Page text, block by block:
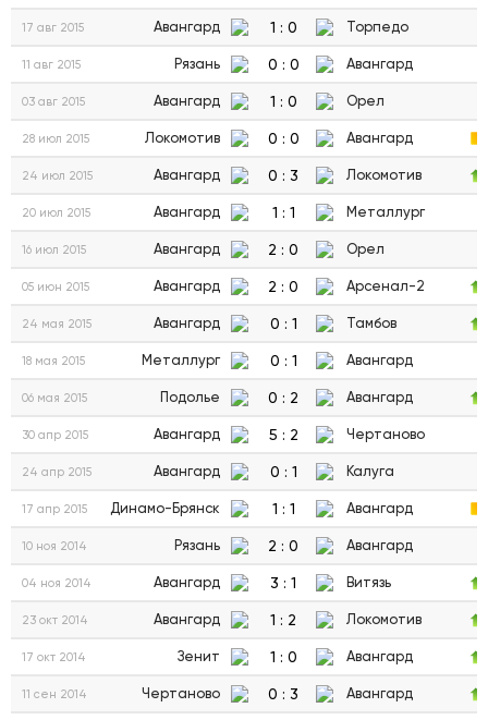
17 авг 2015 Авангард 1 : 0 Торпедо
11 авг 2015 Рязань 0 : 0 Авангард
03 авг 2015 Авангард 1 : 0 Орел
28 июл 2015 Локомотив 0 : 0 Авангард
24 июл 2015 Авангард 0 : 3 Локомотив
20 июл 2015 Авангард 1 : 1 Металлург
16 июл 2015 Авангард 2 : 0 Орел
05 июн 2015 Авангард 2 : 0 Арсенал-2
24 мая 2015 Авангард 0 : 1 Тамбов
18 мая 2015 Металлург 0 : 1 Авангард
06 мая 2015 Подолье 0 : 2 Авангард
30 апр 2015 Авангард 5 : 2 Чертаново
24 апр 2015 Авангард 0 : 1 Калуга
17 апр 2015 Динамо-Брянск 1 : 1 Авангард
10 ноя 2014 Рязань 2 : 0 Авангард
04 ноя 2014 Авангард 3 : 1 Витязь
23 окт 2014 Авангард 1 : 2 Локомотив
17 окт 2014 Зенит 1 : 0 Авангард
11 сен 2014 Чертаново 0 : 3 Авангард